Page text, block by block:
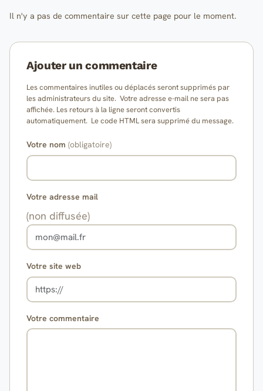
Il n'y a pas de commentaire sur cette page pour le moment.
Ajouter un commentaire
Les commentaires inutiles ou déplacés seront supprimés par
les administrateurs du site. Votre adresse e-mail ne sera pas
affichée. Les retours à la ligne seront convertis
automatiquement. Le code HTML sera supprimé du message.
Votre nom (obligatoire)
Votre adresse mail
(non diffusée)
Votre site web
Votre commentaire